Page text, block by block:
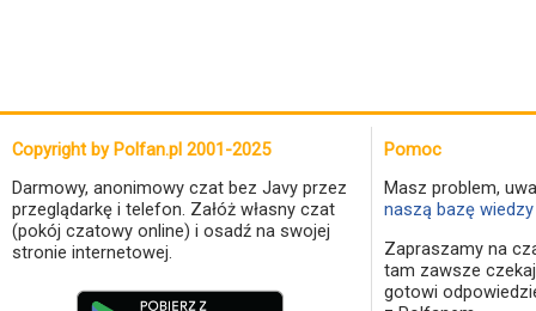
Copyright by Polfan.pl 2001-2025
Darmowy, anonimowy czat bez Javy przez
przeglądarkę i telefon. Załóż własny czat
(pokój czatowy online) i osadź na swojej
stronie internetowej.
Pomoc
Masz problem,
naszą bazę
Zapraszamy na
tam zawsze
gotowi